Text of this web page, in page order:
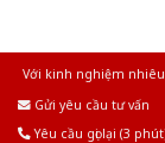
Với kinh nghiệm
Gửi yêu cầu tư vấn
Yêu cầu gọi lại (3